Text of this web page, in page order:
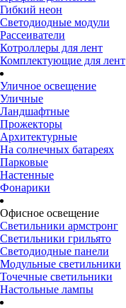
Гибкий неон
Светодиодные модули
Рассеиватели
Котроллеры для лент
Комплектующие для лент
Уличное освещение
Уличные
Ландшафтные
Прожекторы
Архитектурные
На солнечных батареях
Парковые
Настенные
Фонарики
Офисное освещение
Светильники армстронг
Светильники грильято
Светодиодные панели
Модульные светильники
Точечные светильники
Настольные лампы